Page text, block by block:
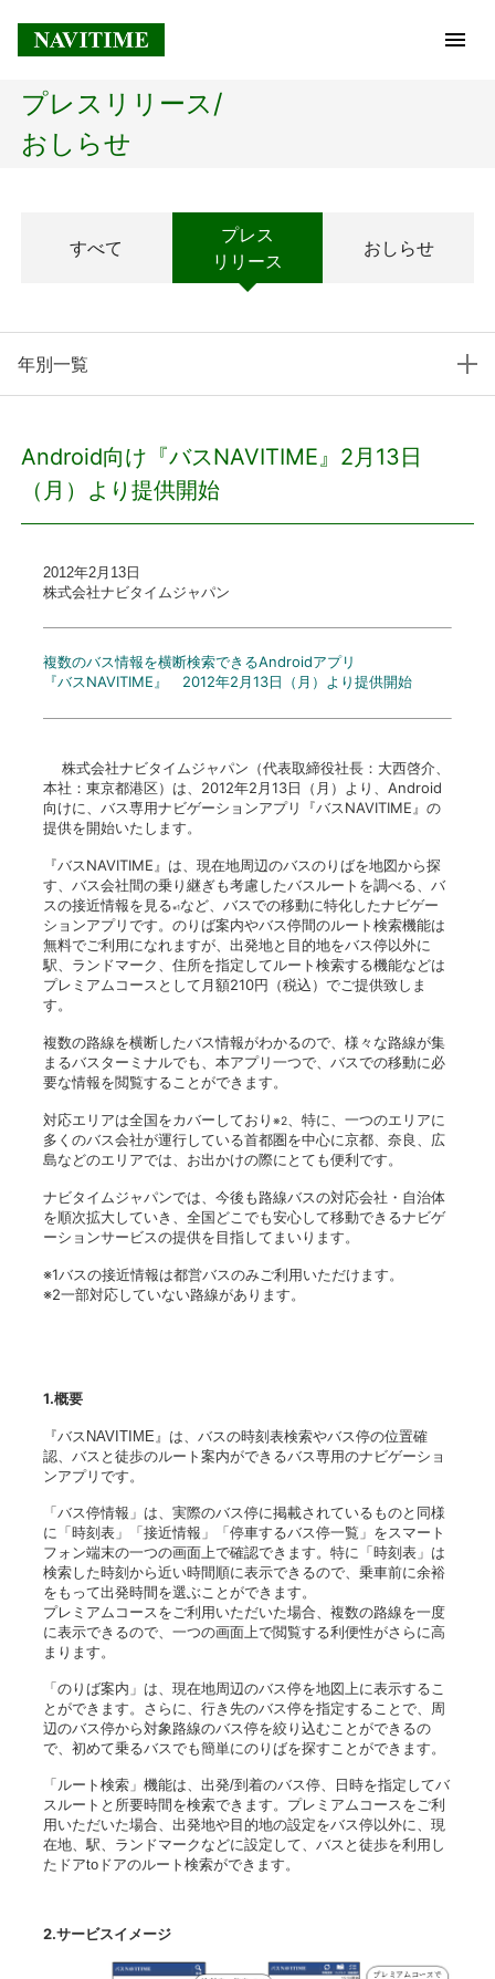
トップページ
経営理念
プレスリリース
おしらせ
サービス
個人向けサービス
法人向けサービス
採用情報
English
プレスリリース/
おしらせ
すべて
プレス
リリース
おしらせ
年別一覧
Android向け『バスNAVITIME』2月13日
（月）より提供開始
2012年2月13日
株式会社ナビタイムジャパン
複数のバス情報を横断検索できるAndroidアプリ
『バスNAVITIME』 2012年2月13日（月）より提供開始
株式会社ナビタイムジャパン（代表取締役社長：大西啓介、
本社：東京都港区）は、2012年2月13日（月）より、Android
向けに、バス専用ナビゲーションアプリ『バスNAVITIME』の
提供を開始いたします。
『バスNAVITIME』は、現在地周辺のバスのりばを地図から探
す、バス会社間の乗り継ぎも考慮したバスルートを調べる、バ
スの接近情報を見る※1 など、バスでの移動に特化したナビゲー
ションアプリです。のりば案内やバス停間のルート検索機能は
無料でご利用になれますが、出発地と目的地をバス停以外に
駅、ランドマーク、住所を指定してルート検索する機能などは
プレミアムコースとして月額210円（税込）でご提供致しま
す。
複数の路線を横断したバス情報がわかるので、様々な路線が集
まるバスターミナルでも、本アプリ一つで、バスでの移動に必
要な情報を閲覧することができます。
対応エリアは全国をカバーしており※2
、特に、一つのエリアに
多くのバス会社が運行している首都圏を中心に京都、奈良、広
島などのエリアでは、お出かけの際にとても便利です。
ナビタイムジャパンでは、今後も路線バスの対応会社・自治体
を順次拡大していき、全国どこでも安心して移動できるナビゲ
ーションサービスの提供を目指してまいります。
※1バスの接近情報は都営バスのみご利用いただけます。
※2一部対応していない路線があります。
1.概要
『バスNAVITIME』は、バスの時刻表検索やバス停の位置確
認、バスと徒歩のルート案内ができるバス専用のナビゲーショ
ンアプリです。
「バス停情報」は、実際のバス停に掲載されているものと同様
に「時刻表」「接近情報」「停車するバス停一覧」をスマート
フォン端末の一つの画面上で確認できます。特に「時刻表」は
検索した時刻から近い時間順に表示できるので、乗車前に余裕
をもって出発時間を選ぶことができます。
プレミアムコースをご利用いただいた場合、複数の路線を一度
に表示できるので、一つの画面上で閲覧する利便性がさらに高
まります。
「のりば案内」は、現在地周辺のバス停を地図上に表示するこ
とができます。さらに、行き先のバス停を指定することで、周
辺のバス停から対象路線のバス停を絞り込むことができるの
で、初めて乗るバスでも簡単にのりばを探すことができます。
「ルート検索」機能は、出発/到着のバス停、日時を指定してバ
スルートと所要時間を検索できます。プレミアムコースをご利
用いただいた場合、出発地や目的地の設定をバス停以外に、現
在地、駅、ランドマークなどに設定して、バスと徒歩を利用し
たドアtoドアのルート検索ができます。
2.サービスイメージ